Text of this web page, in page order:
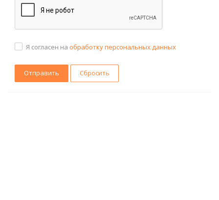
Я согласен на обработку персональных данных
Сбросить